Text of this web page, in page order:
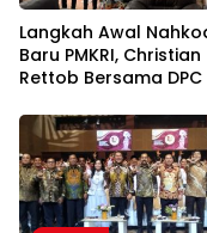
Langkah Awal
Baru PMKRI, Christian
Rettob Bersama DPC
Manggarai Perkuat
Kolaborasi Masa